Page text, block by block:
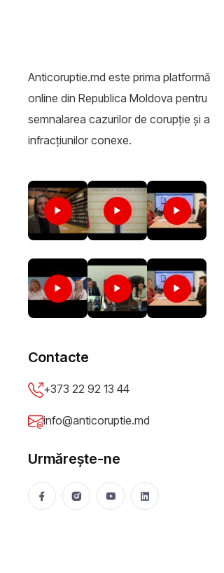
Anticoruptie.md este prima platformă
online din Republica Moldova pentru
semnalarea cazurilor de corupţie şi a
infracţiunilor conexe.
Contacte
+373 22 92 13 44
info@anticoruptie.md
Urmărește-ne
Raport //
mai grave
Anticoruptie.md
Moldova, în topul
Moldova se află în
corupție. În opinia
majoritate
combaterea flagelului.